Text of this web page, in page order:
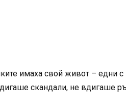
имаха свой живот – едни с
скандали, не вдигаше